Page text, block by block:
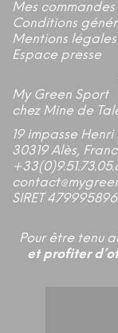
Mes commandes
Conditions
Mentions légales
Espace presse
My Green Sport
chez Mine de
19 impasse Henri
30319 Alès,
SIRET
Pour être tenu
et profiter